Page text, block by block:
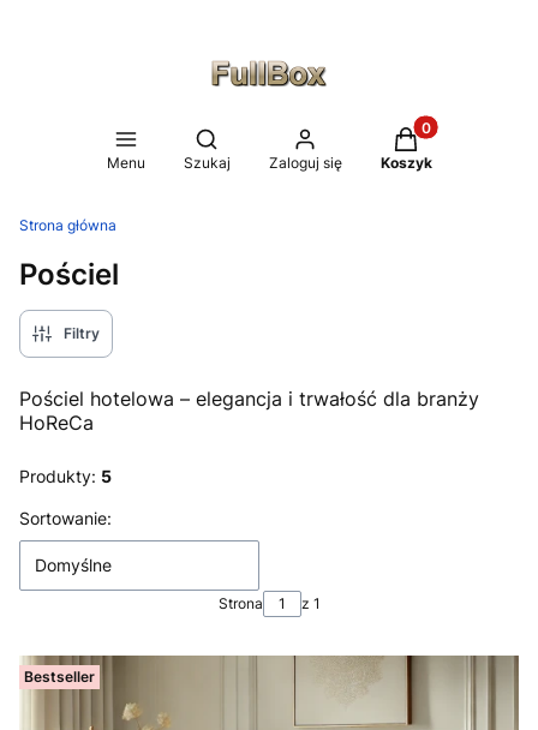
Menu
Otwórz wyszukiwarkę
Szukaj Zaloguj się
Produkty w
Koszyk
Strona główna
Pościel
Filtry
Pościel hotelowa – elegancja i trwałość dla branży
HoReCa
Produkty: 5
Lista produktów
Sortowanie:
Domyślne
Strona z 1
Bestseller